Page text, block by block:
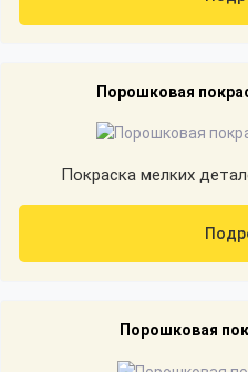
Порошковая
Покраска мелких
Порошковая